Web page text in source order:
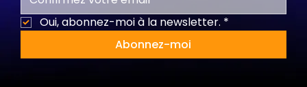
Oui, abonnez-moi à la newsletter. *
Abonnez-moi